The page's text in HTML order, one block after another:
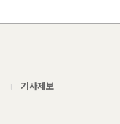
l
기사제보